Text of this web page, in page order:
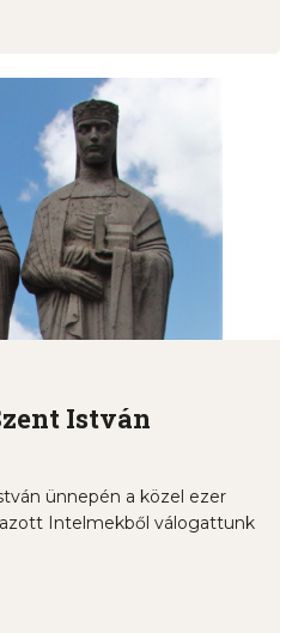
István
ünnepén a közel ezer
Intelmekből válogattunk